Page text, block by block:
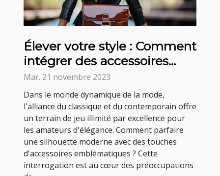
Élever votre style : Comment
intégrer des accessoires
emblématiques dans une
garde-robe moderne
Mar. 21 novembre 2023
Dans le monde dynamique de la mode,
l'alliance du classique et du contemporain offre
un terrain de jeu illimité par excellence pour
les amateurs d'élégance. Comment parfaire
une silhouette moderne avec des touches
d'accessoires emblématiques ? Cette
interrogation est au cœur des préoccupations